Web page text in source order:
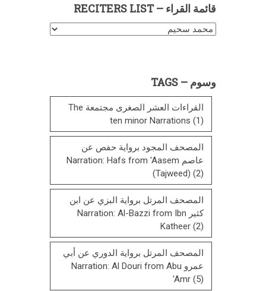
قائمة القراء – RECITERS LIST
قائمة
List
وسوم – TAGS
القراءات العشر الصغرى مجتمعة The
ten minor Narrations (1)
المصحف المجود برواية حفص عن
عاصم Narration: Hafs from 'Aasem
(Tajweed) (2)
المصحف المرتل برواية البزي عن ابن
كثير Narration: Al-Bazzi from Ibn
Katheer (2)
المصحف المرتل برواية الدوري عن أبي
عمرو Narration: Al Douri from Abu
'Amr (5)